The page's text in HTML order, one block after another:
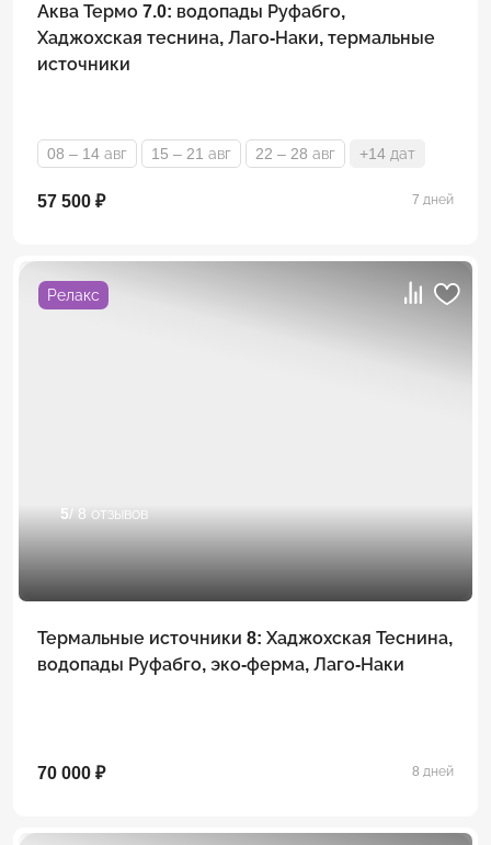
Аква Термо 7.0: водопады Руфабго,
Хаджохская теснина, Лаго-Наки, термальные
источники
08 – 14 авг 15 – 21 авг 22 – 28 авг +14 дат
57 500 ₽ 7 дней
Релакс
5/ 8 отзывов
Термальные источники 8: Хаджохская Теснина,
водопады Руфабго, эко-ферма, Лаго-Наки
70 000 ₽ 8 дней